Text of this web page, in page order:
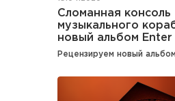
Сломанная консоль
музыкального
новый альбом Enter
Рецензируем новый